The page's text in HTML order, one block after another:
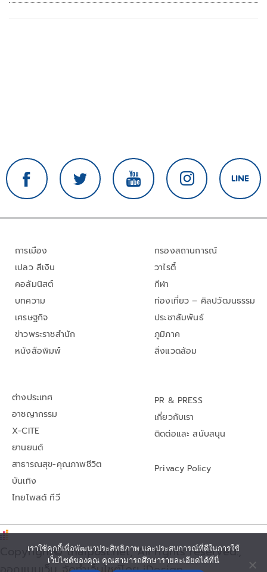
การเมือง
เปลว สีเงิน
คอลัมนิสต์
บทความ
เศรษฐกิจ
ข่าวพระราชสำนัก
หนังสือพิมพ์
กรองสถานการณ์
วาไรตี้
กีฬา
ท่องเที่ยว – ศิลปวัฒนธรรม
ประชาสัมพันธ์
ภูมิภาค
สิ่งแวดล้อม
ต่างประเทศ
อาชญากรรม
X-CITE
ยานยนต์
สาธารณสุข-คุณภาพชีวิต
บันเทิง
ไทยโพสต์ ทีวี
PR & PRESS
เกี่ยวกับเรา
ติดต่อและ สนับสนุน
Privacy Policy
Copyright© thaipost.net, All rights reserved.,
เราใช้คุกกี้เพื่อพัฒนาประสิทธิภาพ และประสบการณ์ที่ดีในการใช้
เว็บไซต์ของคุณ คุณสามารถศึกษารายละเอียดได้ที่นี่